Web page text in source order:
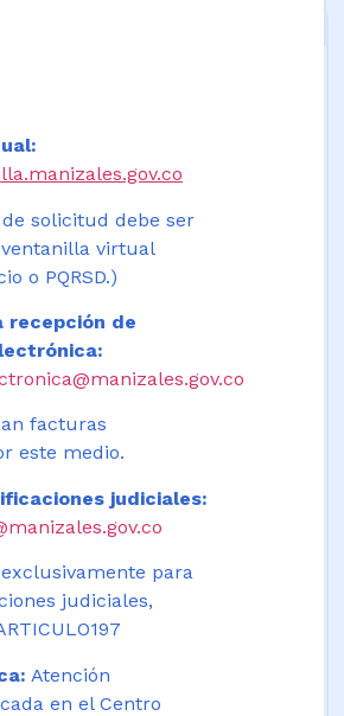
solicitud debe ser
virtual
o PQRSD.)
recepción de
facturas
este medio.
judiciales:
para
judiciales,
Atención
en el Centro